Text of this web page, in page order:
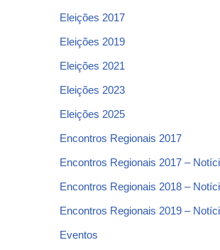
Eleições 2017
Eleições 2019
Eleições 2021
Eleições 2023
Eleições 2025
Encontros Regionais 2017
Encontros Regionais 2017 –
Encontros Regionais 2018 –
Encontros Regionais 2019 –
Eventos